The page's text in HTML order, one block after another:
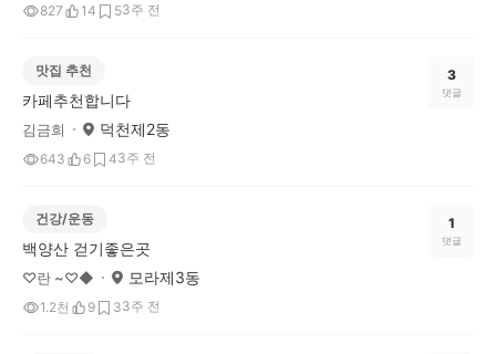
827 14 53주 전
맛집 추천
카페추천합니다
김금희 덕천제2동
643 6 43주 전
3
댓글
건강/운동
백양산 걷기좋은곳
♡란 ~♡◆ 모라제3동
1.2천 9 33주 전
1
댓글